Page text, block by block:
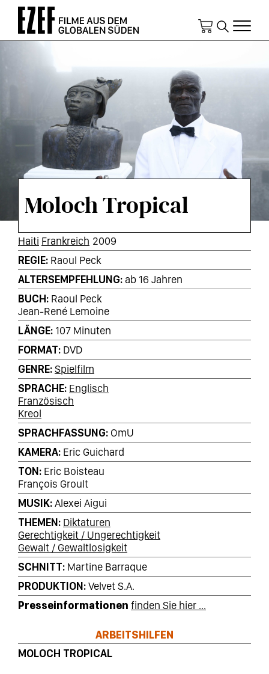
Direkt
Inhalt
Moloch Tropical
KURZINFOS
Haiti Frankreich 2009
REGIE Raoul Peck
ALTERSEMPFEHLUNG ab 16 Jahren
BUCH Raoul Peck
Jean-René Lemoine
LÄNGE 107 Minuten
FORMAT DVD
GENRE Spielfilm
SPRACHE Englisch
Französisch
Kreol
SPRACHFASSUNG OmU
KAMERA Eric Guichard
TON Eric Boisteau
François Groult
MUSIK Alexei Aigui
THEMEN Diktaturen
Gerechtigkeit / Ungerechtigkeit
Gewalt / Gewaltlosigkeit
SCHNITT Martine Barraque
PRODUKTION Velvet S.A.
Presseinformationen finden Sie hier ...
ARBEITSHILFEN
MOLOCH TROPICAL